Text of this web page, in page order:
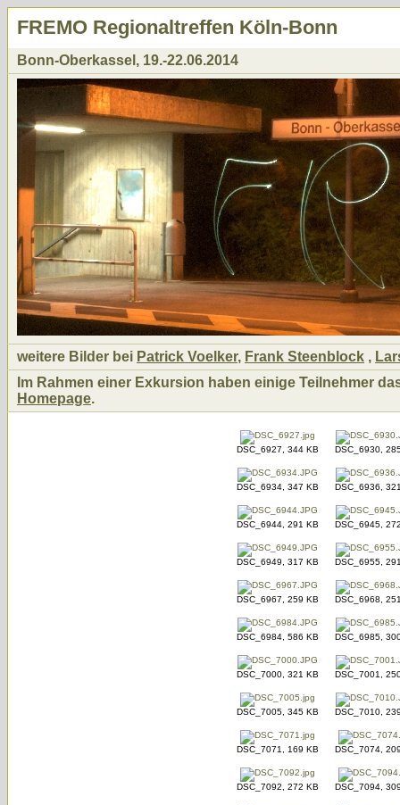
FREMO Regionaltreffen Köln-Bonn
Bonn-Oberkassel, 19.-22.06.2014
weitere Bilder bei Patrick Voelker, Frank Steenblock ,
Im Rahmen einer Exkursion haben einige Teilnehmer
Homepage.
DSC_6927, 344 KB DSC_6930,
DSC_6934, 347 KB DSC_6936,
DSC_6944, 291 KB DSC_6945,
DSC_6949, 317 KB DSC_6955,
DSC_6967, 259 KB DSC_6968,
DSC_6984, 586 KB DSC_6985,
DSC_7000, 321 KB DSC_7001,
DSC_7005, 345 KB DSC_7010,
DSC_7071, 169 KB DSC_7074,
DSC_7092, 272 KB DSC_7094,